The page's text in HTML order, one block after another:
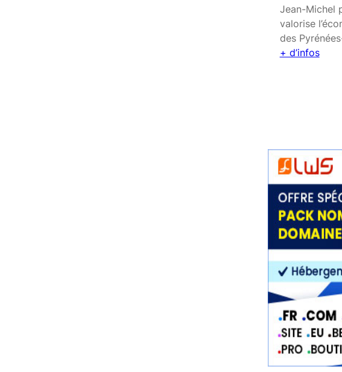
Jean-Michel
valorise
des
+ d’infos